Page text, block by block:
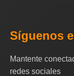
Síguenos
Mantente
redes sociales